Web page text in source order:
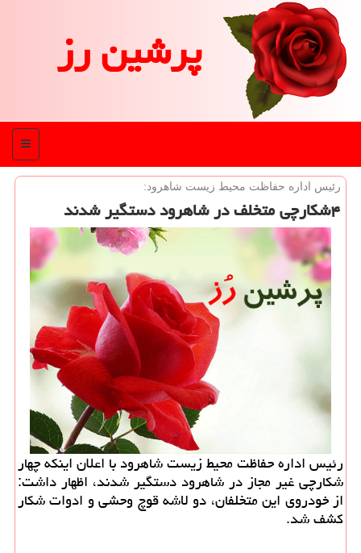
پرشین رز
منو
رئیس اداره حفاظت محیط زیست شاهرود:
۴شكارچی متخلف در شاهرود دستگیر شدند
رئیس اداره حفاظت محیط زیست شاهرود با اعلان اینكه چهار
شكارچی غیر مجاز در شاهرود دستگیر شدند، اظهار داشت:
از خودروی این متخلفان، دو لاشه قوچ وحشی و ادوات شكار
كشف شد.